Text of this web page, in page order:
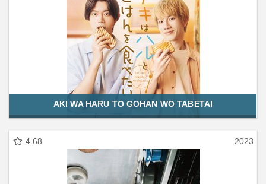
AKI WA HARU TO GOHAN WO TABETAI
4.68 2023